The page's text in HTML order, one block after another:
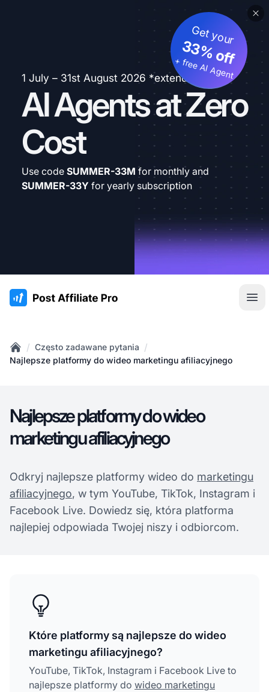
1 July – 31st August 2026 *extended
AI Agents at Zero
Cost
Get your
33% off
+ free AI Agent
Use code SUMMER-33M for monthly and
SUMMER-33Y for yearly subscription
:site.title
Home
/ Często zadawane pytania /
Najlepsze platformy do wideo marketingu afiliacyjnego
Najlepsze platformy do wideo
marketingu afiliacyjnego
Odkryj najlepsze platformy wideo do marketingu
afiliacyjnego, w tym YouTube, TikTok, Instagram i
Facebook Live. Dowiedz się, która platforma
najlepiej odpowiada Twojej niszy i odbiorcom.
Które platformy są najlepsze do wideo
marketingu afiliacyjnego?
YouTube, TikTok, Instagram i Facebook Live to
najlepsze platformy do wideo marketingu